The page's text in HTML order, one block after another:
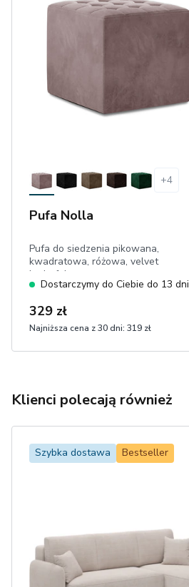
+4
Pufa Nolla
Pufa do siedzenia pikowana,
kwadratowa, różowa, velvet
hydrofobowy
Dostarczymy do Ciebie do 13 dni
329 zł
Najniższa cena z 30 dni: 319 zł
Klienci polecają również
Szybka dostawa Bestseller